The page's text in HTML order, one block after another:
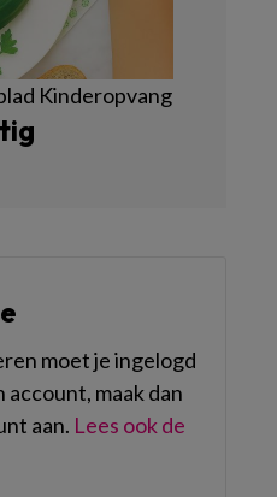
Kinderopvang
moet je ingelogd
account, maak dan
aan. Lees ook de